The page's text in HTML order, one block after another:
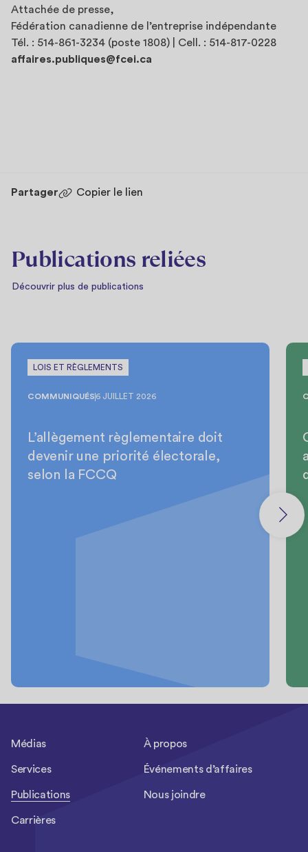
Attachée de presse,
Fédération canadienne de l’entreprise indépendante
Tél. : 514-861-3234 (poste 1808) | Cell. : 514-817-0228
affaires.publiques@fcei.ca
Partager Copier le lien
Publications reliées
Découvrir plus de publications
LOIS ET RÈGLEMENTS
COMMUNIQUÉS 6 JUILLET 2026
L’allègement règlementaire doit
devenir une priorité électorale,
selon la FCCQ
Médias À propos
Services Événements d’affaires
Publications Nous joindre
Carrières